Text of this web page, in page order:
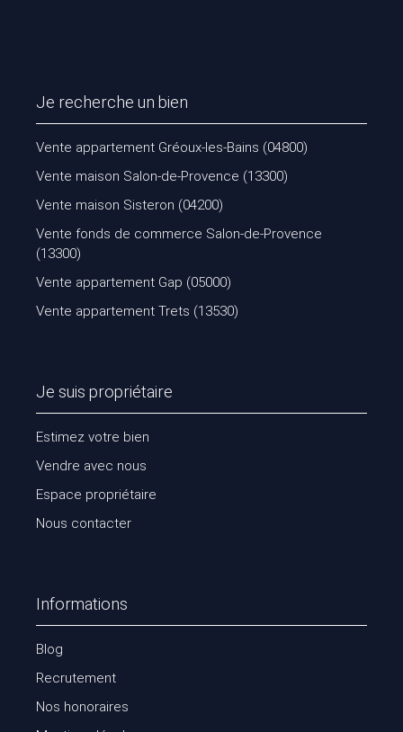
Je recherche un bien
Vente appartement Gréoux-les-Bains (04800)
Vente maison Salon-de-Provence (13300)
Vente maison Sisteron (04200)
Vente fonds de commerce Salon-de-Provence
(13300)
Vente appartement Gap (05000)
Vente appartement Trets (13530)
Je suis propriétaire
Estimez votre bien
Vendre avec nous
Espace propriétaire
Nous contacter
Informations
Blog
Recrutement
Nos honoraires